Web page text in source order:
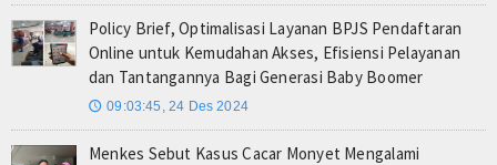
Policy Brief, Optimalisasi Layanan BPJS Pendaftaran
Online untuk Kemudahan Akses, Efisiensi Pelayanan
dan Tantangannya Bagi Generasi Baby Boomer
🕔 09:03:45, 24 Des 2024
Menkes Sebut Kasus Cacar Monyet Mengalami